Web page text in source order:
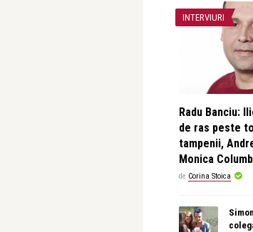
INTERVIURI
Radu Banciu:
de ras peste
tampenii,
Monica
de Corina Stoica